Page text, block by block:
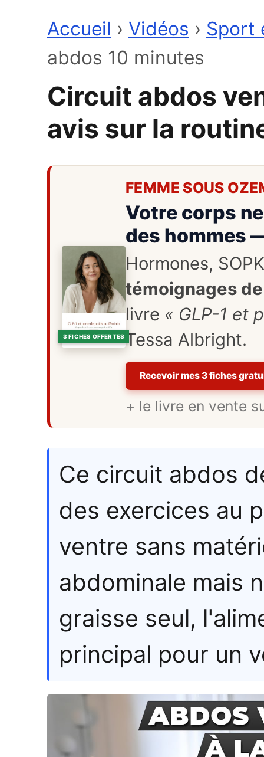
Accueil › Vidéos › Sport
abdos 10 minutes
Circuit abdos
avis sur la
3 FICHES OFFERTES
FEMME SOUS
Votre corps
des hommes
Hormones,
témoignages
livre « GLP-1 et
Tessa Albright.
Recevoir mes 3 fiches
+ le livre en vente
Ce circuit abdos
des exercices au
ventre sans
abdominale mais
graisse seul,
principal pour un